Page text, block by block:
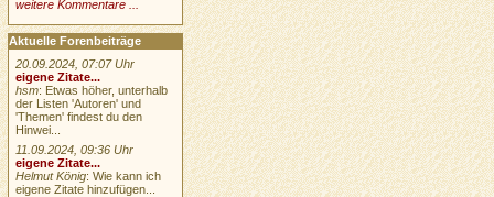
weitere Kommentare ...
Aktuelle Forenbeiträge
20.09.2024, 07:07 Uhr
eigene Zitate...
hsm: Etwas höher, unterhalb
der Listen 'Autoren' und
'Themen' findest du den
Hinwei...
11.09.2024, 09:36 Uhr
eigene Zitate...
Helmut König: Wie kann ich
eigene Zitate hinzufügen...